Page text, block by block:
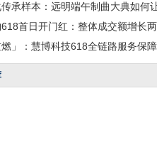
承样本：远明端午制曲大典如何
首日开门红：整体成交额增长
燃」：慧博科技618全链路服务保